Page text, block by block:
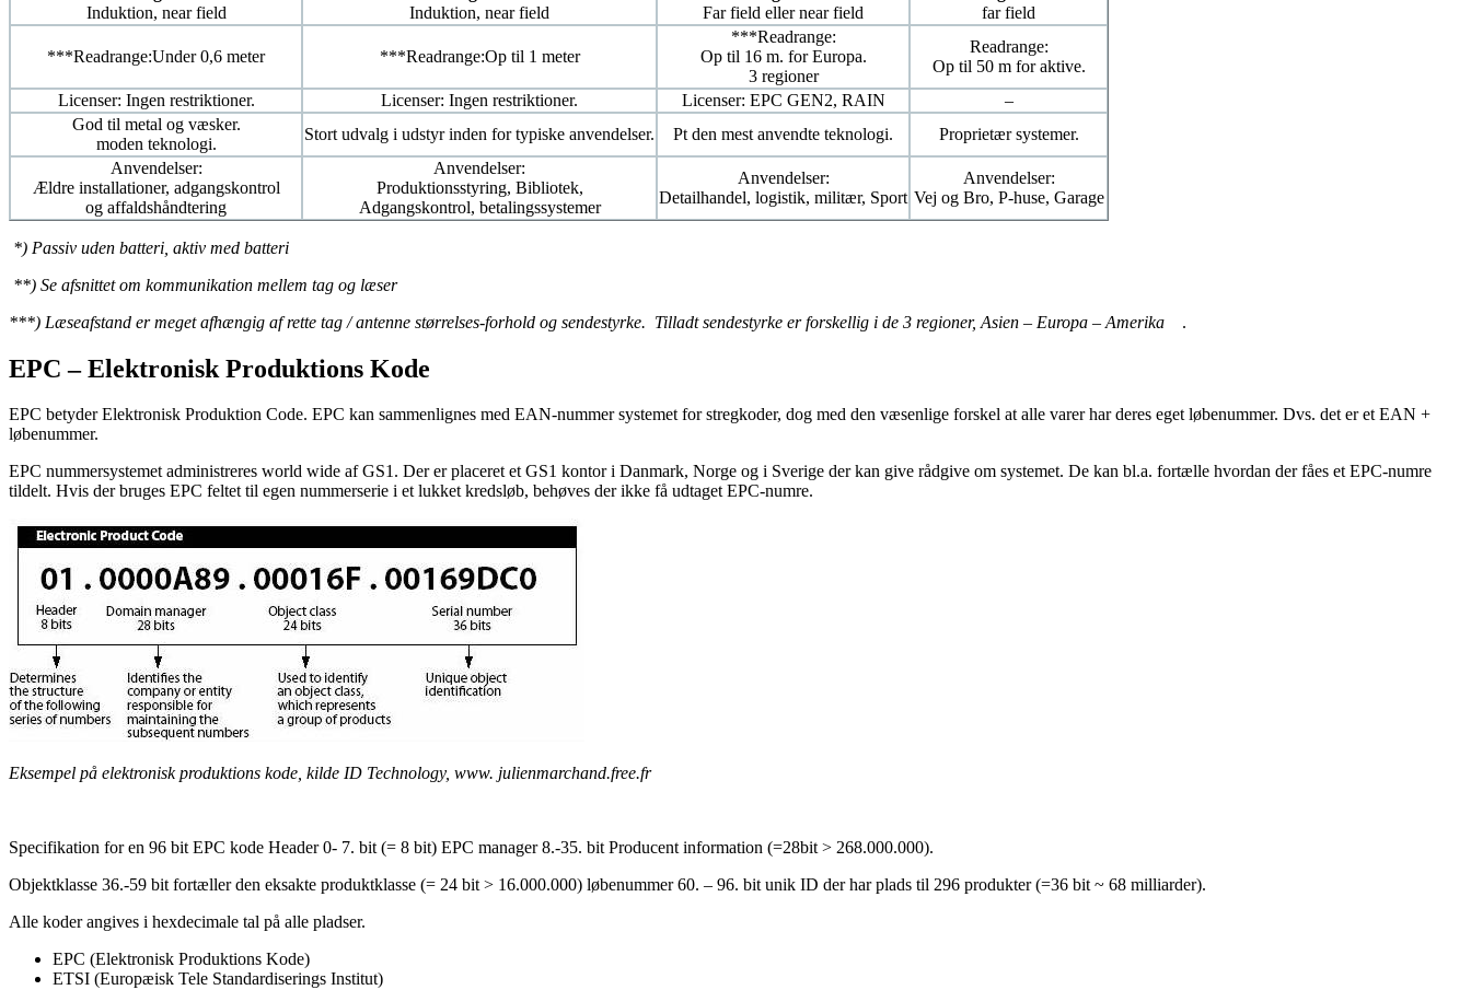
Induktion, near field
Induktion, near field
Far field eller near field
far field
***Readrange:Under 0,6 meter ***Readrange:Op til 1 meter
***Readrange:
Op til 16 m. for Europa.
3 regioner
Readrange:
Op til 50 m for aktive.
Licenser: Ingen restriktioner.
Licenser: Ingen restriktioner. Licenser: EPC GEN2, RAIN
–
God til metal og væsker.
moden teknologi.
Stort udvalg i udstyr inden for typiske anvendelser. Pt den mest anvendte teknologi.
Proprietær systemer.
Anvendelser:
Ældre installationer, adgangskontrol
og affaldshåndtering
Anvendelser:
Produktionsstyring, Bibliotek,
Adgangskontrol, betalingssystemer
Anvendelser:
Detailhandel, logistik, militær, Sport
Anvendelser:
Vej og Bro, P-huse, Garage
*) Passiv uden batteri, aktiv med batteri
**) Se afsnittet om kommunikation mellem tag og læser
***) Læseafstand er meget afhængig af rette tag / antenne størrelses-forhold og sendestyrke. Tilladt sendestyrke er forskellig i de 3 regioner, Asien – Europa – Amerika .
EPC – Elektronisk Produktions Kode
EPC betyder Elektronisk Produktion Code. EPC kan sammenlignes med EAN-nummer systemet for stregkoder, dog med den væsenlige forskel at alle varer har deres eget løbenummer. Dvs. det er et EAN +
løbenummer.
EPC nummersystemet administreres world wide af GS1. Der er placeret et GS1 kontor i Danmark, Norge og i Sverige der kan give rådgive om systemet. De kan bl.a. fortælle hvordan der fåes et EPC-numre
tildelt. Hvis der bruges EPC feltet til egen nummerserie i et lukket kredsløb, behøves der ikke få udtaget EPC-numre.
Eksempel på elektronisk produktions kode, kilde ID Technology, www. julienmarchand.free.fr
Specifikation for en 96 bit EPC kode Header 0- 7. bit (= 8 bit) EPC manager 8.-35. bit Producent information (=28bit > 268.000.000).
Objektklasse 36.-59 bit fortæller den eksakte produktklasse (= 24 bit > 16.000.000) løbenummer 60. – 96. bit unik ID der har plads til 296 produkter (=36 bit ~ 68 milliarder).
Alle koder angives i hexdecimale tal på alle pladser.
EPC (Elektronisk Produktions Kode)
ETSI (Europæisk Tele Standardiserings Institut)